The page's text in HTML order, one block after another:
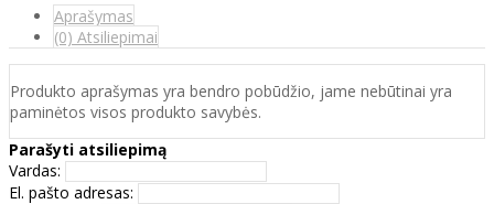
Aprašymas
(0) Atsiliepimai
Produkto aprašymas yra bendro pobūdžio, jame nebūtinai yra
paminėtos visos produkto savybės.
Parašyti atsiliepimą
Vardas:
El. pašto adresas: